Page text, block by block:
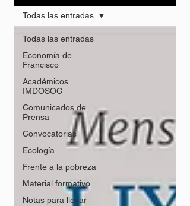
Todas las entradas
Economía de
Francisco
Académicos
IMDOSOC
Comunicados de
Prensa
Convocatorias
Ecología
Frente a la pobreza
Material formativo
Notas para llevar
Todas las entradas